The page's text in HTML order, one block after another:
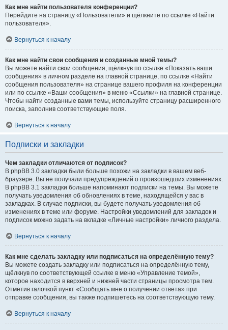
Как мне найти пользователя конференции?
Перейдите на страницу «Пользователи» и щёлкните по ссылке «Найти
пользователя».
Вернуться к началу
Как мне найти свои сообщения и созданные мной темы?
Вы можете найти свои сообщения, щёлкнув по ссылке «Показать ваши
сообщения» в личном разделе на главной странице, по ссылке «Найти
сообщения пользователя» на странице вашего профиля на конференции
или по ссылке «Ваши сообщения» в меню «Ссылки» на главной странице.
Чтобы найти созданные вами темы, используйте страницу расширенного
поиска, заполнив соответствующие поля.
Вернуться к началу
Подписки и закладки
Чем закладки отличаются от подписок?
В phpBB 3.0 закладки были больше похожи на закладки в вашем веб-
браузере. Вы не получали предупреждений о произошедших изменениях.
В phpBB 3.1 закладки больше напоминают подписки на темы. Вы можете
получать уведомления об обновлениях в теме, находящейся у вас в
закладках. В случае подписки, вы будете получать уведомления об
изменениях в теме или форуме. Настройки уведомлений для закладок и
подписок можно задать на вкладке «Личные настройки» личного раздела.
Вернуться к началу
Как мне сделать закладку или подписаться на определённую тему?
Вы можете создать закладку или подписаться на определённую тему,
щёлкнув по соответствующей ссылке в меню «Управление темой»,
которое находится в верхней и нижней части страницы просмотра тем.
Отметив галочкой пункт «Сообщать мне о получении ответа» при
отправке сообщения, вы также подпишетесь на соответствующую тему.
Вернуться к началу